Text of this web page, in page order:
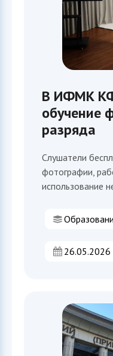
В ИФМК
обучение
разряда
Слушатели
фотографии,
использование
26.05.2026